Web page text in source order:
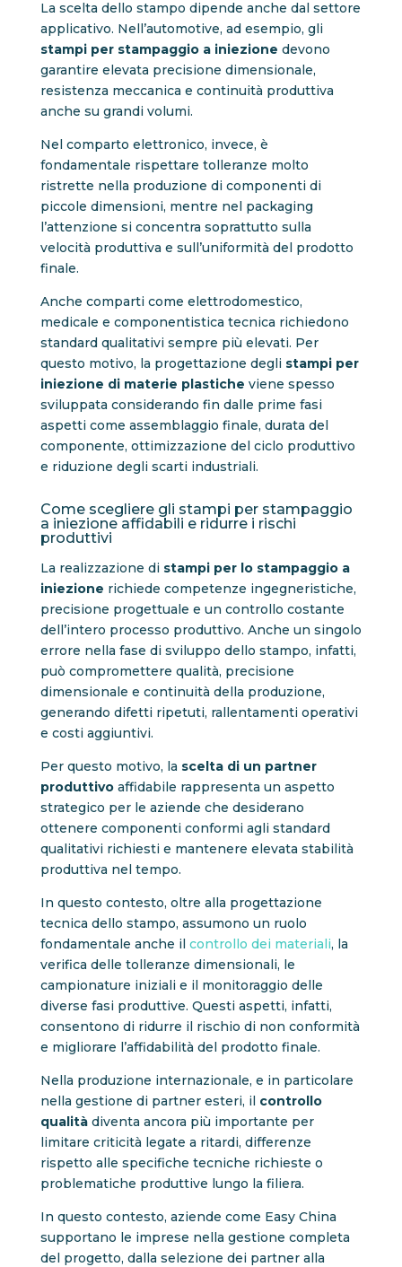
La scelta dello stampo dipende anche dal settore
applicativo. Nell’automotive, ad esempio, gli
stampi per stampaggio a iniezione devono
garantire elevata precisione dimensionale,
resistenza meccanica e continuità produttiva
anche su grandi volumi.
Nel comparto elettronico, invece, è
fondamentale rispettare tolleranze molto
ristrette nella produzione di componenti di
piccole dimensioni, mentre nel packaging
l’attenzione si concentra soprattutto sulla
velocità produttiva e sull’uniformità del prodotto
finale.
Anche comparti come elettrodomestico,
medicale e componentistica tecnica richiedono
standard qualitativi sempre più elevati. Per
questo motivo, la progettazione degli stampi per
iniezione di materie plastiche viene spesso
sviluppata considerando fin dalle prime fasi
aspetti come assemblaggio finale, durata del
componente, ottimizzazione del ciclo produttivo
e riduzione degli scarti industriali.
Come scegliere gli stampi per stampaggio
a iniezione affidabili e ridurre i rischi
produttivi
La realizzazione di stampi per lo stampaggio a
iniezione richiede competenze ingegneristiche,
precisione progettuale e un controllo costante
dell’intero processo produttivo. Anche un singolo
errore nella fase di sviluppo dello stampo, infatti,
può compromettere qualità, precisione
dimensionale e continuità della produzione,
generando difetti ripetuti, rallentamenti operativi
e costi aggiuntivi.
Per questo motivo, la scelta di un partner
produttivoaffidabile rappresenta un aspetto
strategico per le aziende che desiderano
ottenere componenti conformi agli standard
qualitativi richiesti e mantenere elevata stabilità
produttiva nel tempo.
In questo contesto, oltre alla progettazione
tecnica dello stampo, assumono un ruolo
fondamentale anche il controllo dei materiali, la
verifica delle tolleranze dimensionali, le
campionature iniziali e il monitoraggio delle
diverse fasi produttive. Questi aspetti, infatti,
consentono di ridurre il rischio di non conformità
e migliorare l’affidabilità del prodotto finale.
Nella produzione internazionale, e in particolare
nella gestione di partner esteri, il controllo
qualitàdiventa ancora più importante per
limitare criticità legate a ritardi, differenze
rispetto alle specifiche tecniche richieste o
problematiche produttive lungo la filiera.
In questo contesto, aziende come Easy China
supportano le imprese nella gestione completa
del progetto, dalla selezione dei partner alla